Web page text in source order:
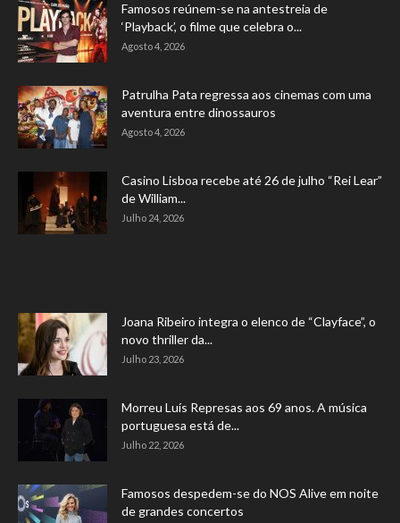
Famosos reúnem-se na antestreia de
‘Playback’, o filme que celebra o...
Agosto 4, 2026
Patrulha Pata regressa aos cinemas com uma
aventura entre dinossauros
Agosto 4, 2026
Casino Lisboa recebe até 26 de julho “Rei Lear”
de William...
Julho 24, 2026
Joana Ribeiro integra o elenco de “Clayface”, o
novo thriller da...
Julho 23, 2026
Morreu Luís Represas aos 69 anos. A música
portuguesa está de...
Julho 22, 2026
Famosos despedem-se do NOS Alive em noite
de grandes concertos